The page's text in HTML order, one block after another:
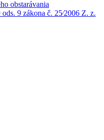
obstarávania
9 zákona č. 25⁄2006 Z. z.